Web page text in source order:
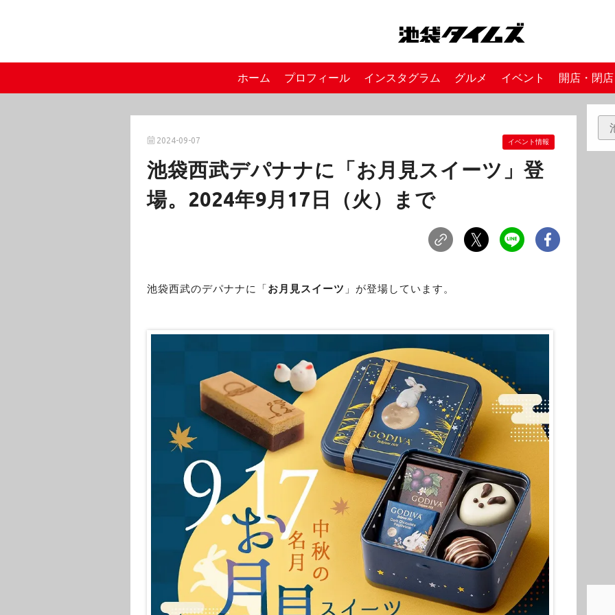
ホーム プロフィール インスタグラム グルメ イベント 開店・閉店
2024-09-07 イベント情報
池袋西武デパナナに「お月見スイーツ」登
場。2024年9月17日（火）まで
池袋西武のデパナナに「お月見スイーツ 」が登場しています。